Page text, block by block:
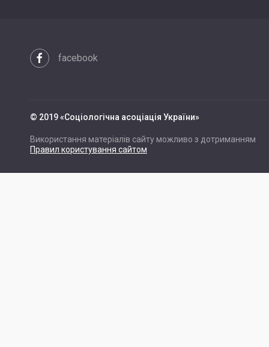
facebook
© 2019 «Cоціологічна асоціація України»
Використання матеріалів сайту можливо з дотриманням
Правил користування сайтом